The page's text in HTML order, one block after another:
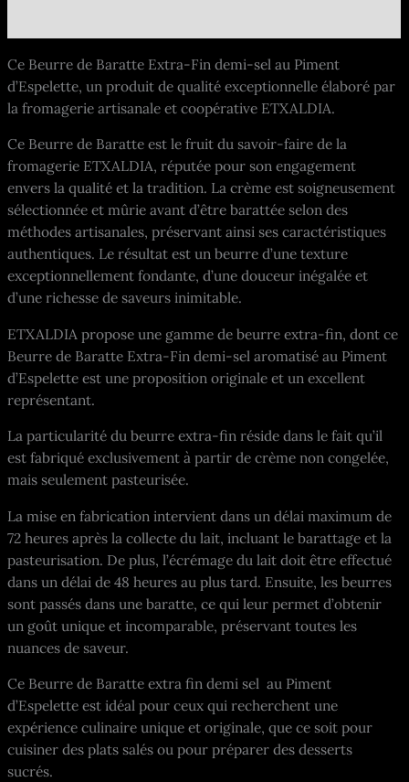
Ce Beurre de Baratte Extra-Fin demi-sel au Piment
d’Espelette, un produit de qualité exceptionnelle élaboré par
la fromagerie artisanale et coopérative ETXALDIA.
Ce Beurre de Baratte est le fruit du savoir-faire de la
fromagerie ETXALDIA, réputée pour son engagement
envers la qualité et la tradition. La crème est soigneusement
sélectionnée et mûrie avant d’être barattée selon des
méthodes artisanales, préservant ainsi ses caractéristiques
authentiques. Le résultat est un beurre d’une texture
exceptionnellement fondante, d’une douceur inégalée et
d’une richesse de saveurs inimitable.
ETXALDIA propose une gamme de beurre extra-fin, dont ce
Beurre de Baratte Extra-Fin demi-sel aromatisé au Piment
d’Espelette est une proposition originale et un excellent
représentant.
La particularité du beurre extra-fin réside dans le fait qu’il
est fabriqué exclusivement à partir de crème non congelée,
mais seulement pasteurisée.
La mise en fabrication intervient dans un délai maximum de
72 heures après la collecte du lait, incluant le barattage et la
pasteurisation. De plus, l’écrémage du lait doit être effectué
dans un délai de 48 heures au plus tard. Ensuite, les beurres
sont passés dans une baratte, ce qui leur permet d’obtenir
un goût unique et incomparable, préservant toutes les
nuances de saveur.
Ce Beurre de Baratte extra fin demi sel au Piment
d’Espelette est idéal pour ceux qui recherchent une
expérience culinaire unique et originale, que ce soit pour
cuisiner des plats salés ou pour préparer des desserts
sucrés.